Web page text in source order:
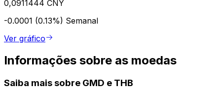
0,0911444 CNY
-0.0001 (0.13%) Semanal
Ver gráfico
Informações sobre as moedas
Saiba mais sobre GMD e THB